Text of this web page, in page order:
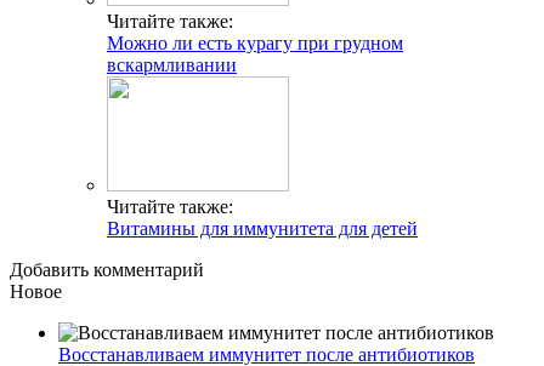
Читайте также:
Можно ли есть курагу при грудном
вскармливании
Читайте также:
Витамины для иммунитета для детей
Добавить комментарий
Новое
Восстанавливаем иммунитет после антибиотиков